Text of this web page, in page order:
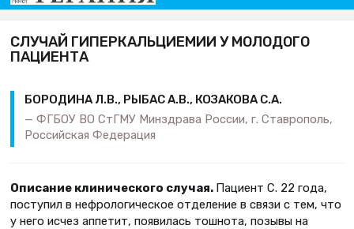
СЛУЧАЙ ГИПЕРКАЛЬЦИЕМИИ У МОЛОДОГО
ПАЦИЕНТА
БОРОДИНА Л.В., РЫБАС А.В., КОЗАКОВА С.А.
ФГБОУ ВО СтГМУ Минздрава России, г. Ставрополь,
Российская Федерация
Описание клинического случая. Пациент С. 22 года,
поступил в нефрологическое отделение в связи с тем, что
у него исчез аппетит, появилась тошнота, позывы на